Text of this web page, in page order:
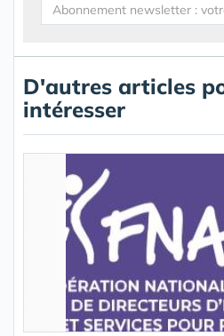
D'autres articles
intéresser